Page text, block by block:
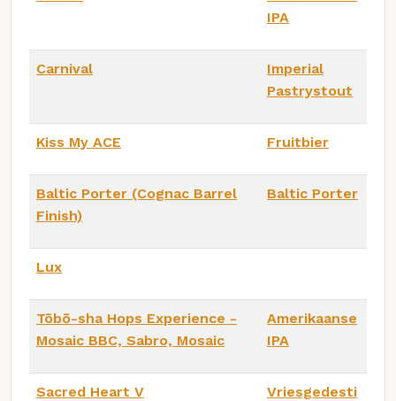
IPA
Carnival
Imperial
Pastrystout
Kiss My ACE Fruitbier
Baltic Porter (Cognac Barrel
Finish)
Baltic Porter
Lux
Tōbō-sha Hops Experience -
Mosaic BBC, Sabro, Mosaic
Amerikaanse
IPA
Sacred Heart V
Vriesgedesti